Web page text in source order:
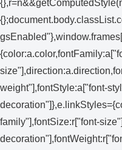
weight"],fontStyle:a["font-
family"],fontSize:r["font-